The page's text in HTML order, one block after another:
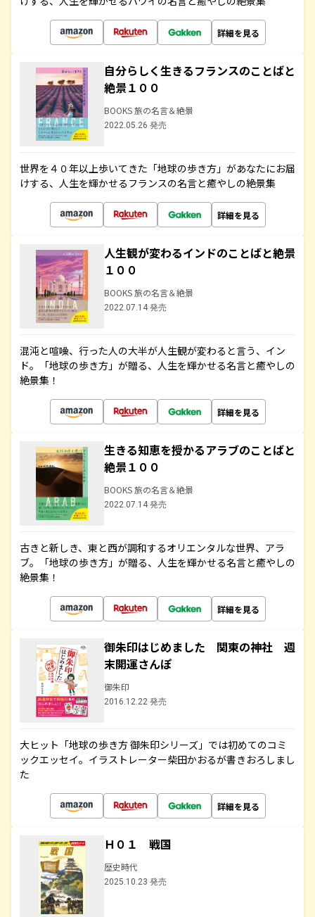
詳細を見る
自分らしく生きるフランスのことばと
絶景１００
BOOKS 旅の名言＆絶景
2022.05.26 発売
世界を４０年以上歩いてきた「地球の歩き方」があなたにお届
けする、人生を輝かせるフランスの名言と癒やしの絶景集
詳細を見る
人生観が変わるインドのことばと絶景
１００
BOOKS 旅の名言＆絶景
2022.07.14 発売
混沌と喧噪、行った人の大半が人生観が変わると言う、イン
ド。「地球の歩き方」が贈る、人生を輝かせる名言と癒やしの
絶景集！
詳細を見る
生きる知恵を授かるアラブのことばと
絶景１００
BOOKS 旅の名言＆絶景
2022.07.14 発売
古きと新しき、東と西が調和するオリエンタルな世界、アラ
ブ。「地球の歩き方」が贈る、人生を輝かせる名言と癒やしの
絶景集！
詳細を見る
御朱印はじめました 関東の神社 週
末開運さんぽ
御朱印
2016.12.22 発売
大ヒット「地球の歩き方 御朱印シリーズ」では初めてのコミ
ックエッセイ。イラストレーター柴田かおるが書きおろしまし
た
詳細を見る
Ｈ０１ 戦国
歴史時代
2025.10.23 発売